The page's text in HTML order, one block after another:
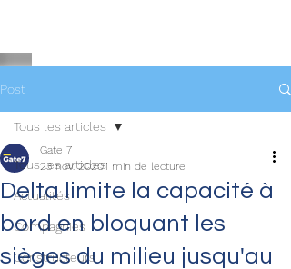
Post
Tous les articles
Actualités
Compagnies
Constructeurs
Tous les articles
Delta limite la capacité à
bord en bloquant les
sièges du milieu jusqu'au
Gate 7
23 nov. 20201 min de lecture